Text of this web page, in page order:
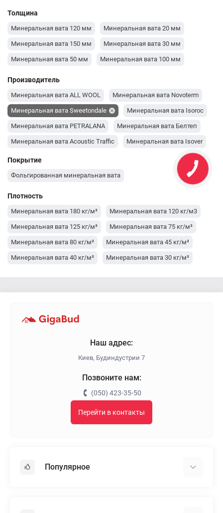
Толщина
Минеральная вата 120 мм Минеральная вата 20 мм
Минеральная вата 150 мм Минеральная вата 30 мм
Минеральная вата 50 мм Минеральная вата 100 мм
Производитель
Минеральная вата ALL WOOL Минеральная вата Novoterm
Минеральная вата Sweetondale Минеральная вата Isoroc
Минеральная вата PETRALANA Минеральная вата Белтеп
Минеральная вата Acoustic Traffic Минеральная вата Isover
Минеральная вата Knauf
Минеральная вата Технониколь
Покрытие
Фольгированная минеральная вата
Плотность
Минеральная вата 180 кг/м³ Минеральная вата 120 кг/м3
Минеральная вата 125 кг/м³ Минеральная вата 75 кг/м³
Минеральная вата 80 кг/м³ Минеральная вата 45 кг/м³
Минеральная вата 40 кг/м³ Минеральная вата 30 кг/м³
Наш адрес:
Киев, Будиндустрии 7
Позвоните нам:
(050) 423-35-50
Перейти в контакты
Популярное